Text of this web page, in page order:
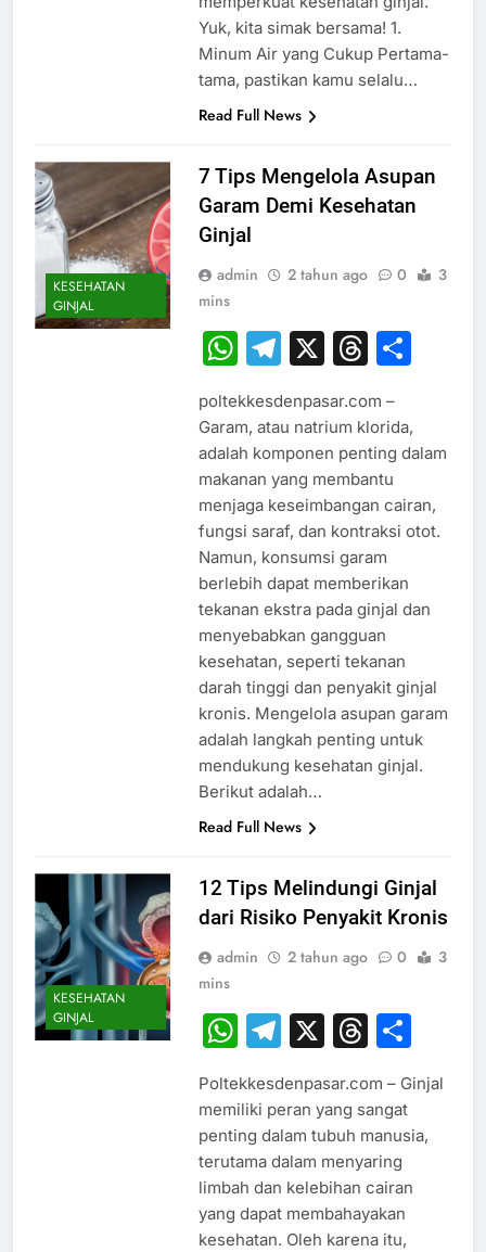
Yuk, kita simak bersama! 1.
Minum Air yang Cukup Pertama-
tama, pastikan kamu selalu…
Read Full News
KESEHATAN
GINJAL
7 Tips Mengelola Asupan
Garam Demi Kesehatan
Ginjal
admin 2 tahun ago 0
3
mins
WhatsApp
Telegram
X
poltekkesdenpasar.com –
Garam, atau natrium klorida,
adalah komponen penting dalam
makanan yang membantu
menjaga keseimbangan cairan,
fungsi saraf, dan kontraksi otot.
Namun, konsumsi garam
berlebih dapat memberikan
tekanan ekstra pada ginjal dan
menyebabkan gangguan
kesehatan, seperti tekanan
darah tinggi dan penyakit ginjal
kronis. Mengelola asupan garam
adalah langkah penting untuk
mendukung kesehatan ginjal.
Berikut adalah…
Read Full News
KESEHATAN
GINJAL
12 Tips Melindungi Ginjal
dari Risiko Penyakit Kronis
admin 2 tahun ago 0
3
mins
WhatsApp
Telegram
X
Poltekkesdenpasar.com – Ginjal
memiliki peran yang sangat
penting dalam tubuh manusia,
terutama dalam menyaring
limbah dan kelebihan cairan
yang dapat membahayakan
kesehatan. Oleh karena itu,